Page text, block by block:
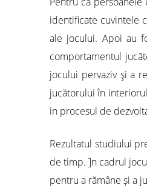
identificate cuvintele
ale jocului. Apoi au
comportamentul
jocului pervaziv şi a
jucătorului în
in procesul de
Rezultatul studiului
de timp. ]n cadrul
pentru a rămâne și a